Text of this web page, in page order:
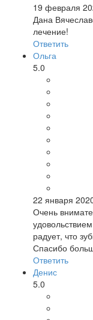
19 февраля
Дана
лечение!
Ответить
Ольга
5.0
22 января
Очень
радует, что
Спасибо
Ответить
Денис
5.0